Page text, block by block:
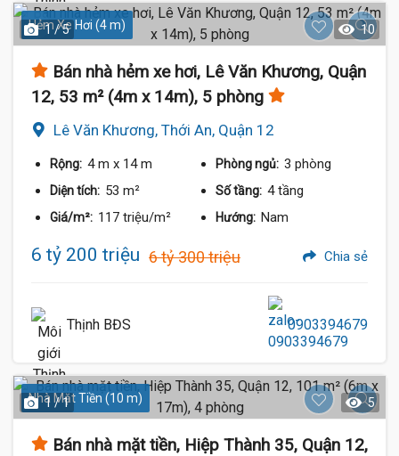
Hẻm Xe Hơi (4 m)
1 / 5 10
Bán nhà hẻm xe hơi, Lê Văn Khương, Quận
12, 53 m² (4m x 14m), 5 phòng
Lê Văn Khương, Thới An, Quận 12
Rộng: 4 m x 14 m Phòng ngủ: 3 phòng
Diện tích: 53 m² Số tầng: 4 tầng
Giá/m²: 117 triệu/m² Hướng: Nam
6 tỷ 200 triệu 6 tỷ 300 triệu Chia sẻ
Thịnh BĐS 0903394679
Nhà Mặt Tiền (10 m)
1 / 1 5
Bán nhà mặt tiền, Hiệp Thành 35, Quận 12,